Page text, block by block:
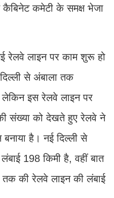
कैबिनेट कमेटी के समक्ष भेजा
रेलवे लाइन पर काम शुरू हो
से अंबाला तक
इस रेलवे लाइन पर
संख्या को देखते हुए रेलवे ने
है। नई दिल्ली से
198 किमी है, वहीं बात
की रेलवे लाइन की लंबाई